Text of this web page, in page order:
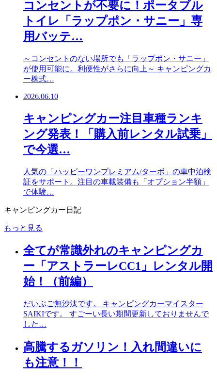
コンセントが不要に！ポータブル
トイレ「ラップポン・サニー」専
用バッテ…
～コンセントのない場所でも「ラップポン・サニー」
が使用可能に。利便性がさらに向上～ キャンピングカ
ー株式…
2026.06.10
キャンピングカー注目車種ランキ
ング発表！「購入前レンタル試乗」
で今選…
人気の「ハッピーワンプレミアム/ターボ」の車中泊検
証をサポート。注目の車載装備も「オプション半額」
で体験…
キャンピングカー日記
もっと見る
全てが常識外れのキャンピングカ
ー「アストラーレCC1」レンタル開
始！（前編）
だいぶご無沙汰です。 キャンピングカーマイスター
SAIKIです。 すごーい長い期間更新しておりませんで
した…
高騰するガソリン！入れ間違いに
も注意！！